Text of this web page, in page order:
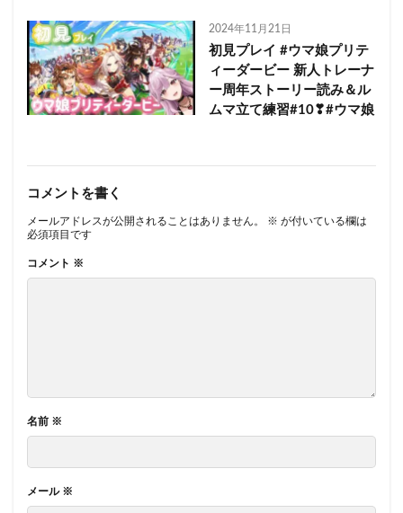
2024年11月21日
初見プレイ #ウマ娘プリテ
ィーダービー 新人トレーナ
ー周年ストーリー読み＆ル
ムマ立て練習#10❣#ウマ娘
コメントを書く
メールアドレスが公開されることはありません。 ※ が付いている欄は
必須項目です
コメント ※
名前 ※
メール ※